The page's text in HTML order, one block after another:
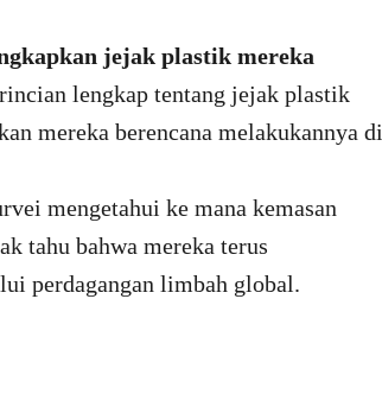
jejak plastik mereka
lengkap tentang jejak plastik
mereka berencana melakukannya di
mengetahui ke mana kemasan
tahu bahwa mereka terus
perdagangan limbah global.